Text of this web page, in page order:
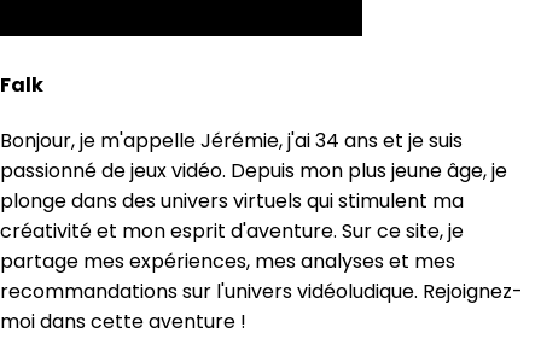
Falk
Bonjour, je m'appelle Jérémie, j'ai 34 ans et je suis
passionné de jeux vidéo. Depuis mon plus jeune âge, je
plonge dans des univers virtuels qui stimulent ma
créativité et mon esprit d'aventure. Sur ce site, je
partage mes expériences, mes analyses et mes
recommandations sur l'univers vidéoludique. Rejoignez-
moi dans cette aventure !